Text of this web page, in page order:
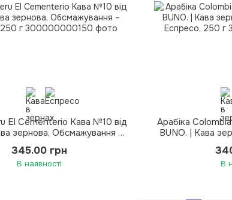
El Cementerio Кава №10 від
зернова, Обсмажування –
345.00 грн
В наявності
Арабіка
BUNO. | Кава
В